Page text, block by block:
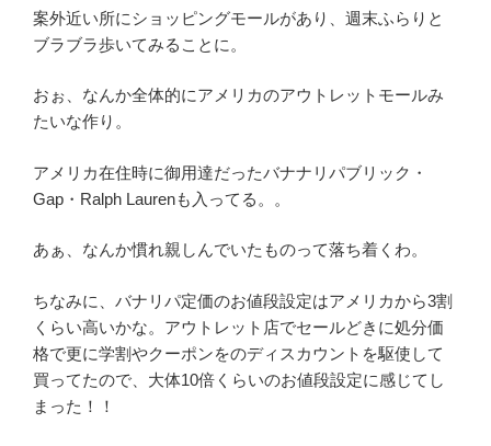
案外近い所にショッピングモールがあり、週末ふらりと
ブラブラ歩いてみることに。
おぉ、なんか全体的にアメリカのアウトレットモールみ
たいな作り。
アメリカ在住時に御用達だったバナナリパブリック・
Gap・Ralph Laurenも入ってる。。
あぁ、なんか慣れ親しんでいたものって落ち着くわ。
ちなみに、バナリパ定価のお値段設定はアメリカから3割
くらい高いかな。アウトレット店でセールどきに処分価
格で更に学割やクーポンをのディスカウントを駆使して
買ってたので、大体10倍くらいのお値段設定に感じてし
まった！！